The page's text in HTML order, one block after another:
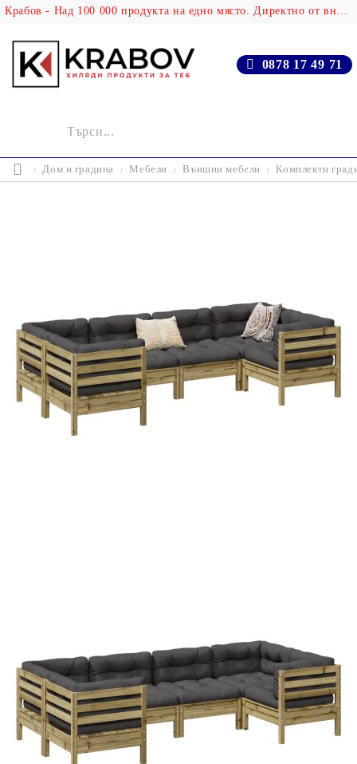
Крабов - Над 100 000 продукта на едно място. Директно от вносителя!
0878 17 49 71
Дом и градина Мебели Външни мебели Комплекти